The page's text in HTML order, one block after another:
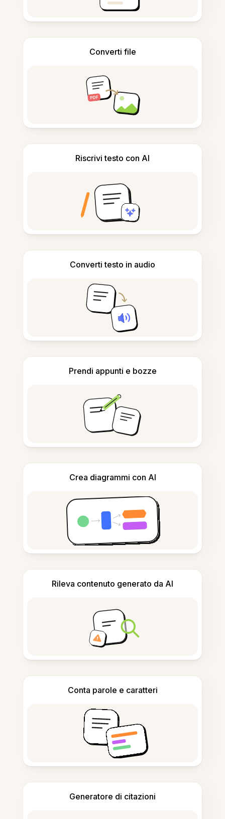
Converti file
Riscrivi testo con AI
Converti testo in audio
Prendi appunti e bozze
Crea diagrammi con AI
Rileva contenuto generato da AI
Conta parole e caratteri
Generatore di citazioni